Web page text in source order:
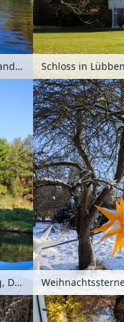
Großer Spreewaldhafen in Lübbenau, Spreewald, Brandenburg, Deutschland
Kleiner Hafen in Lübbenau, Spreewald, Brandenburg, Deutschland